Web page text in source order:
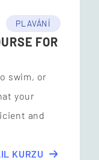
PLAVÁNÍ
FOR
swim, or
your
and
KURZU